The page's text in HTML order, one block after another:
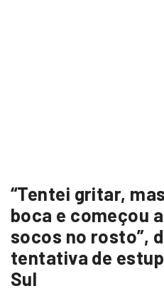
“Tentei gritar,
boca e começou
socos no rosto”,
tentativa de
Sul